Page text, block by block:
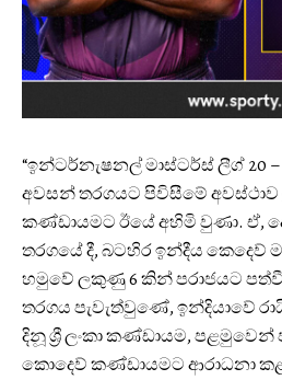
“ඉන්ටර්නැෂනල් මාස්ටර්ස් ලීග් 20 –
අවසන් තරගයට පිවිසීමේ අවස්ථාව
කණ්ඩායමට ඊයේ අහිමි වුණා. ඒ,
තරගයේ දී, බටහිර ඉන්දීය‍ කෙදෙව්
හමුවේ ලකුණු 6 කින් පරාජයට
තරගය පැවැත්වුණේ, ඉන්දියාවේ
දිනූ ශ්‍රී ලංකා කණ්ඩායම,
කොදෙව් කණ්ඩායමට ආරාධනා